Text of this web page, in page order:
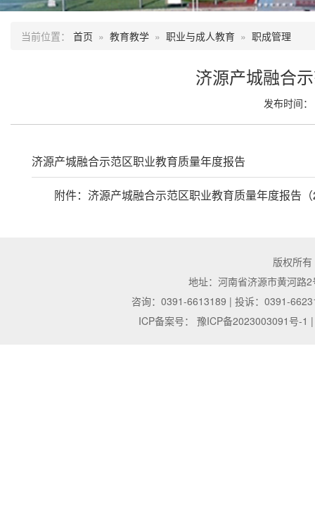
当前位置： 首页 » 教育教学 » 职业与成人教育 » 职成管理
济源产城融合
发布时间
济源产城融合示范区职业教育质量年度报告
附件： 济源产城融合示范区职业教育质量年度报告
版权所
地址：河南省济源市黄河路
咨询：0391-6613189 | 投诉：0391-
ICP备案号：
豫ICP备2023003091号-1